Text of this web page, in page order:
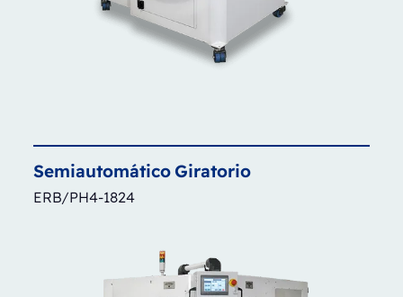
SemiautomáticoGiratorio
ERB/PH4-1824